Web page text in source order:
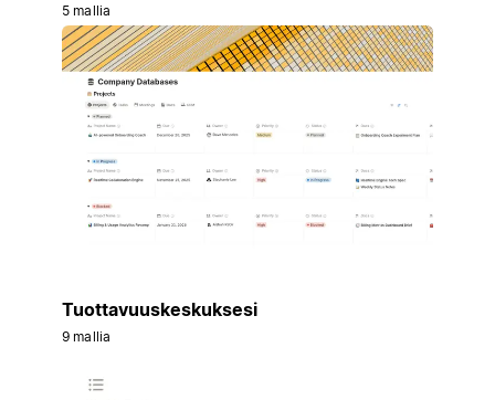
5 mallia
Tuottavuuskeskuksesi
9 mallia